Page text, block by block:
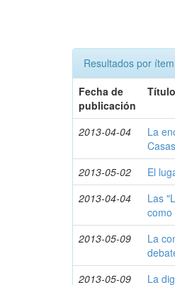
Resultados por
Fecha de
publicación
Título
2013-04-04
La
2013-05-02 El
2013-04-04
Las
2013-05-09
La
2013-05-09 La